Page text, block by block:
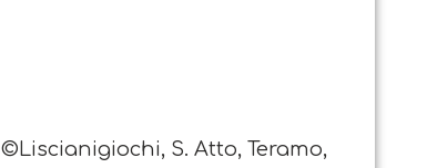
S. Atto, Teramo,